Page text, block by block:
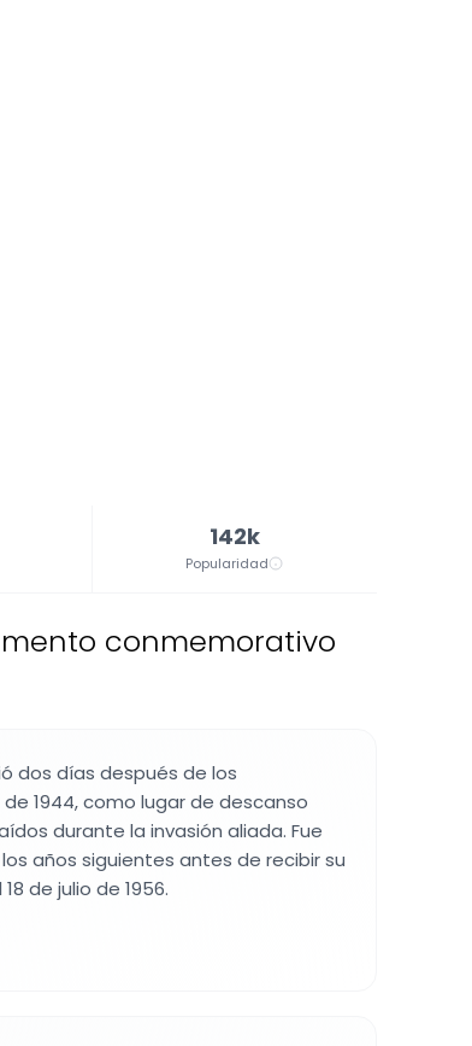
142k
Popularidad
conmemorativo
dos días después de los
1944, como lugar de descanso
durante la invasión aliada. Fue
años siguientes antes de recibir su
de julio de 1956.